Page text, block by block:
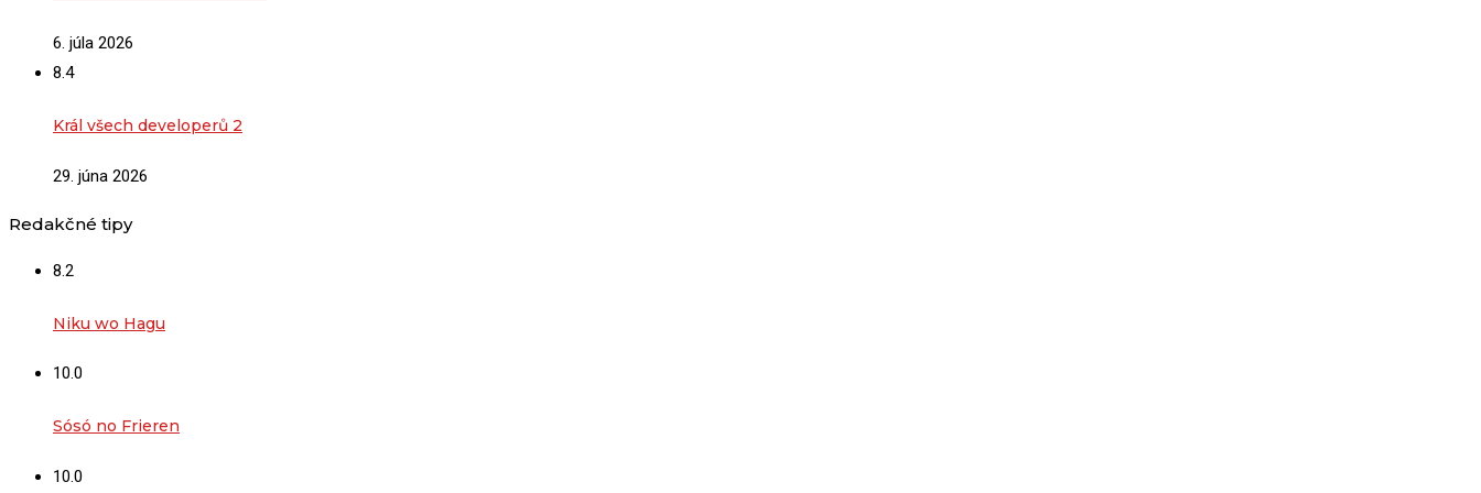
6. júla 2026
8.4
Král všech developerů 2
29. júna 2026
Redakčné tipy
8.2
Niku wo Hagu
10.0
Sósó no Frieren
10.0